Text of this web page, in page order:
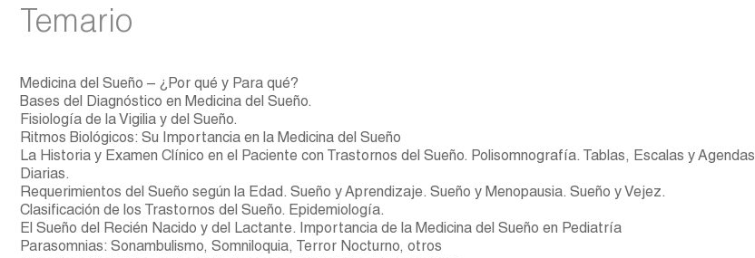
Temario
Medicina del Sueño – ¿Por qué y Para qué?
Bases del Diagnóstico en Medicina del Sueño.
Fisiología de la Vigilia y del Sueño.
Ritmos Biológicos: Su Importancia en la Medicina del Sueño
La Historia y Examen Clínico en el Paciente con Trastornos del Sueño. Polisomnografía. Tablas, Escalas y Agendas
Diarias.
Requerimientos del Sueño según la Edad. Sueño y Aprendizaje. Sueño y Menopausia. Sueño y Vejez.
Clasificación de los Trastornos del Sueño. Epidemiología.
El Sueño del Recién Nacido y del Lactante. Importancia de la Medicina del Sueño en Pediatría
Parasomnias: Sonambulismo, Somniloquia, Terror Nocturno, otros